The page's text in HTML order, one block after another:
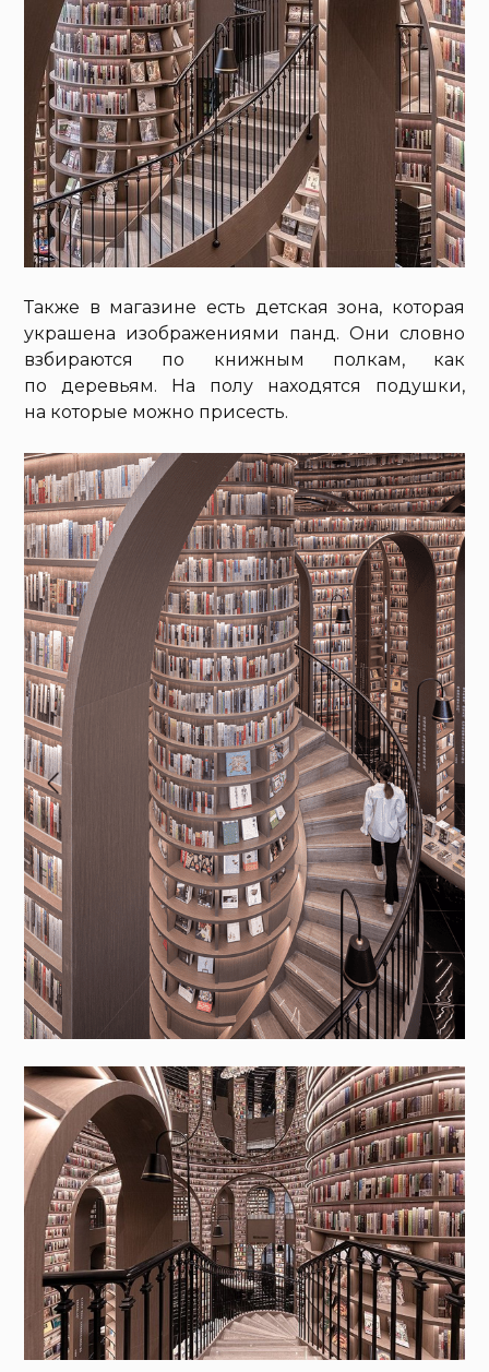
Также в магазине есть детская зона, которая
украшена изображениями панд. Они словно
взбираются по книжным полкам, как
по деревьям. На полу находятся подушки,
на которые можно присесть.